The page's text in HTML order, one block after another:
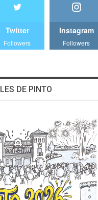
Twitter
Followers
Instagram
Followers
DE PINTO